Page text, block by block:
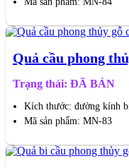
Quả cầu phong
Trạng thái: ĐÃ BÁN
Kích thước: đường kính
Mã sản phẩm: MN-83